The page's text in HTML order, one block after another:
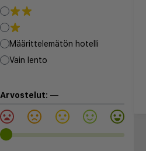
Määrittelemätön hotelli
Vain lento
Arvostelut: —